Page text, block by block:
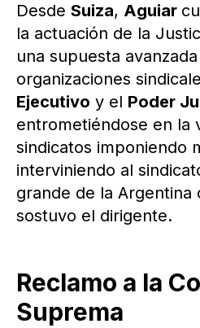
Desde Suiza, Aguiar
la actuación de la
una supuesta
organizaciones
Ejecutivo y el Poder
entrometiéndose en la
sindicatos imponiendo
interviniendo al
grande de la Argentina
sostuvo el dirigente.
Reclamo a la
Suprema